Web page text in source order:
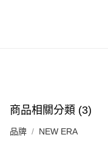
商品相關分類 (3)
品牌 NEW ERA